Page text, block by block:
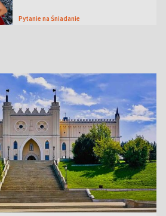
Pytanie na Śniadanie